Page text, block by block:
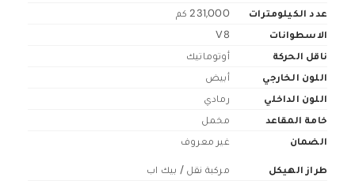
عدد الكيلومترات
231,000 كم
الاسطوانات
V8
ناقل الحركة
أوتوماتيك
اللون الخارجي
أبيض
اللون الداخلي
رمادي
خامة المقاعد
مخمل
الضمان
غير معروف
طراز الهيكل
مركبة نقل / بيك اب